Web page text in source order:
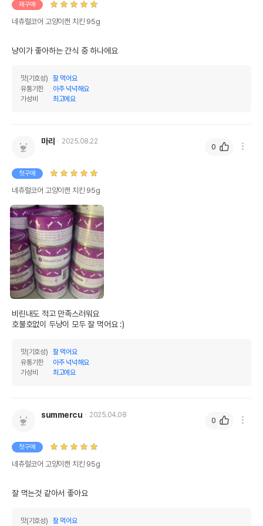
재구매
네츄럴코어 고양이캔 치킨 95g
냥이가 좋아하는 간식 중 하나에요
맛(기호성)
잘 먹어요
유통기한
아주 넉넉해요
가성비
최고에요
마리 2025.08.22
첫구매
네츄럴코어 고양이캔 치킨 95g
비린내도 적고 만족스러워요
호불호없이 두냥이 모두 잘 먹어요 :)
맛(기호성)
잘 먹어요
유통기한
아주 넉넉해요
가성비
최고에요
0
summercu 2025.04.08
첫구매
네츄럴코어 고양이캔 치킨 95g
잘 먹는것 같아서 좋아요
맛(기호성)
잘 먹어요
0